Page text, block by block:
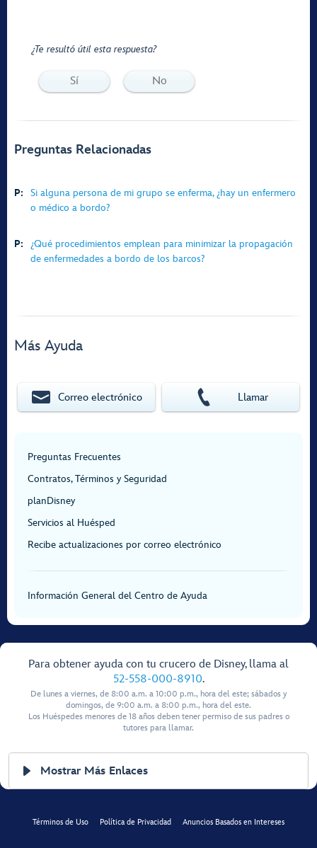
¿Te resultó útil esta respuesta?
Sí No
Preguntas Relacionadas
P:
Si alguna persona de mi grupo se enferma, ¿hay un enfermero
o médico a bordo?
P:
¿Qué procedimientos emplean para minimizar la propagación
de enfermedades a bordo de los barcos?
Más Ayuda
Correo electrónico Llamar
Preguntas Frecuentes
Contratos, Términos y Seguridad
planDisney
Servicios al Huésped
Recibe actualizaciones por correo electrónico
Información General del Centro de Ayuda
Para obtener ayuda con tu crucero de Disney, llama al
52-558-000-8910.
De lunes a viernes, de 8:00 a.m. a 10:00 p.m., hora del este; sábados y
domingos, de 9:00 a.m. a 8:00 p.m., hora del este.
Los Huéspedes menores de 18 años deben tener permiso de sus padres o
tutores para llamar.
Mostrar Más Enlaces
Términos de Uso Política de Privacidad Anuncios Basados en Intereses